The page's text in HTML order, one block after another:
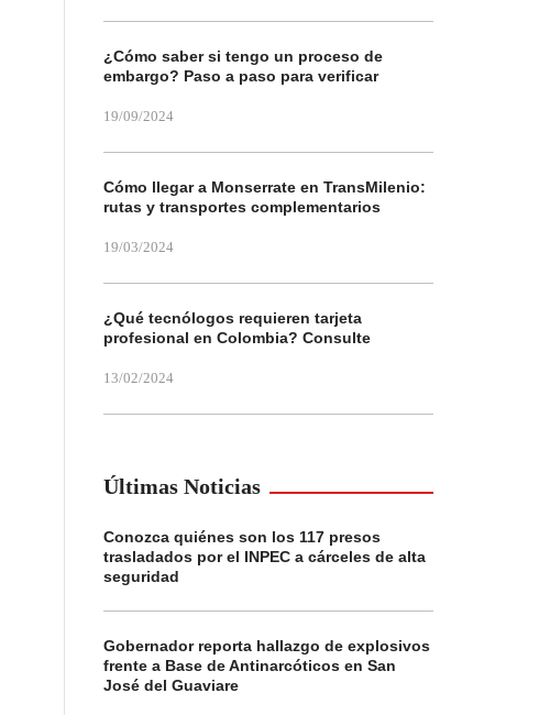
¿Cómo saber si tengo un proceso de
embargo? Paso a paso para verificar
19/09/2024
Cómo llegar a Monserrate en TransMilenio:
rutas y transportes complementarios
19/03/2024
¿Qué tecnólogos requieren tarjeta
profesional en Colombia? Consulte
13/02/2024
Últimas Noticias
Conozca quiénes son los 117 presos
trasladados por el INPEC a cárceles de alta
seguridad
Gobernador reporta hallazgo de explosivos
frente a Base de Antinarcóticos en San
José del Guaviare